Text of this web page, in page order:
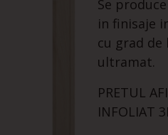
Se
in finisaje
cu grad de
ultramat.
PRETUL
INFOLIAT